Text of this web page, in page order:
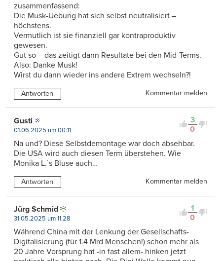
zusammenfassend:
Die Musk-Uebung hat sich selbst neutralisiert –
höchstens.
Vermutlich ist sie finanziell gar kontraproduktiv
gewesen.
Gut so – das zeitigt dann Resultate bei den Mid-Terms.
Also: Danke Musk!
Wirst du dann wieder ins andere Extrem wechseln?!
Antworten Kommentar melden
3
0
Gusti
01.06.2025 um 00:11
Na und? Diese Selbstdemontage war doch absehbar.
Die USA wird auch diesen Term überstehen. Wie
Monika L.`s Bluse auch…
Antworten Kommentar melden
1
0
Jürg Schmid
31.05.2025 um 11:28
Während China mit der Lenkung der Gesellschafts-
Digitalisierung (für 1.4 Mrd Menschen!) schon mehr als
20 Jahre Vorsprung hat -in fast allem- hinken jetzt